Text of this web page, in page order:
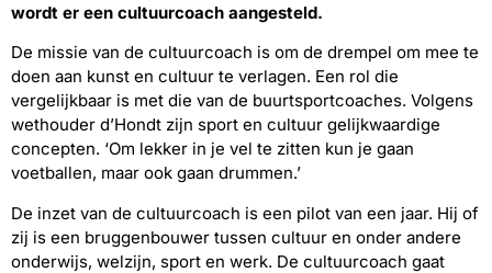
wordt er een cultuurcoach aangesteld.
De missie van de cultuurcoach is om de drempel om mee te
doen aan kunst en cultuur te verlagen. Een rol die
vergelijkbaar is met die van de buurtsportcoaches. Volgens
wethouder d’Hondt zijn sport en cultuur gelijkwaardige
concepten. ‘Om lekker in je vel te zitten kun je gaan
voetballen, maar ook gaan drummen.’
De inzet van de cultuurcoach is een pilot van een jaar. Hij of
zij is een bruggenbouwer tussen cultuur en onder andere
onderwijs, welzijn, sport en werk. De cultuurcoach gaat